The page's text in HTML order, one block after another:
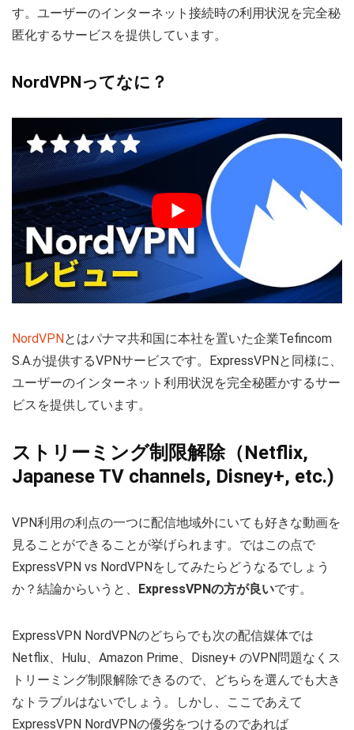
す。ユーザーのインターネット接続時の利用状況を完全秘
匿化するサービスを提供しています。
NordVPNってなに？
NordVPNとはパナマ共和国に本社を置いた企業Tefincom
S.A.が提供するVPNサービスです。ExpressVPNと同様に、
ユーザーのインターネット利用状況を完全秘匿かするサー
ビスを提供しています。
ストリーミング制限解除（Netflix,
Japanese TV channels, Disney+, etc.)
VPN利用の利点の一つに配信地域外にいても好きな動画を
見ることができることが挙げられます。ではこの点で
ExpressVPN vs NordVPNをしてみたらどうなるでしょう
か？結論からいうと、 ExpressVPNの方が良いです。
ExpressVPN NordVPNのどちらでも次の配信媒体では
Netflix、Hulu、Amazon Prime、Disney+ のVPN問題なくス
トリーミング制限解除できるので、どちらを選んでも大き
なトラブルはないでしょう。しかし、ここであえて
ExpressVPN NordVPNの優劣をつけるのであれば